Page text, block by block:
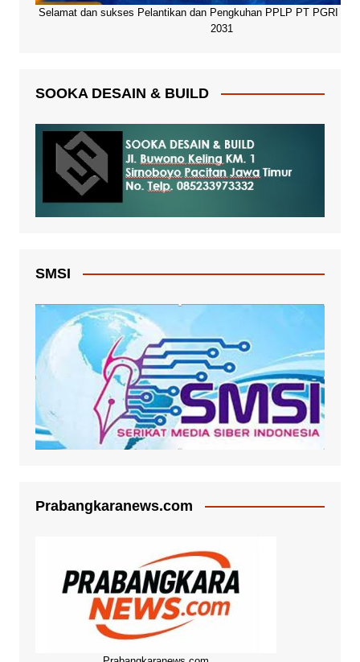
Selamat dan sukses Pelantikan dan Pengkuhan PPLP PT PGRI
2031
SOOKA DESAIN & BUILD
SMSI
Prabangkaranews.com